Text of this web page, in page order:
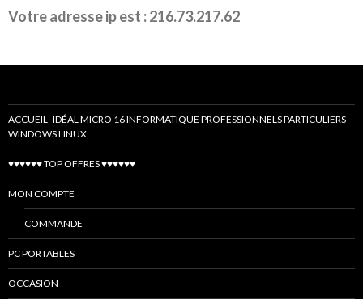
Votre adresse ip est : 216.73.217.62
ACCUEIL -IDÉAL MICRO 16 INFORMATIQUE PROFESSIONNELS PARTICULIERS
WINDOWS LINUX
♥♥♥♥♥♥ TOP OFFRES ♥♥♥♥♥♥
MON COMPTE
COMMANDE
PC PORTABLES
OCCASION